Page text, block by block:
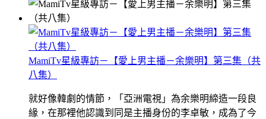
MamiTv星級專訪－【愛上男主播－余樂明】第三集（共
八集）
就好像韓劇的情節，「亞洲電視」為余樂明締造一段良
緣，在那裡他認識到同是主播身份的李卓敏，成為了今